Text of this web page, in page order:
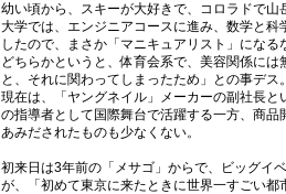
幼い頃から、スキーが大好きで、コロラドで
大学では、エンジニアコースに進み、数学と
したので、まさか「マニキュアリスト」にな
どちらかというと、体育会系で、美容関係に
と、それに関わってしまったため」との事デス
現在は、「ヤングネイル」メーカーの副社長
の指導者として国際舞台で活躍する一方、商
あみだされたものも少なくない。
初来日は3年前の「メサゴ」からで、ビッグイ
が、「初めて東京に来たときに世界一すごい